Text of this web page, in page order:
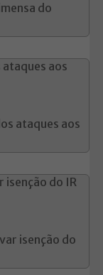
do
ataques aos
isenção do